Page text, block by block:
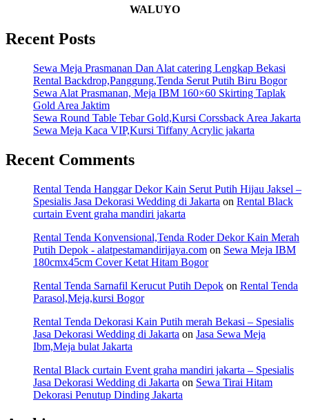
WALUYO
Recent Posts
Sewa Meja Prasmanan Dan Alat catering Lengkap Bekasi
Rental Backdrop,Panggung,Tenda Serut Putih Biru Bogor
Sewa Alat Prasmanan, Meja IBM 160×60 Skirting Taplak
Gold Area Jaktim
Sewa Round Table Tebar Gold,Kursi Corssback Area Jakarta
Sewa Meja Kaca VIP,Kursi Tiffany Acrylic jakarta
Recent Comments
Rental Tenda Hanggar Dekor Kain Serut Putih Hijau Jaksel –
Spesialis Jasa Dekorasi Wedding di Jakarta on Rental Black
curtain Event graha mandiri jakarta
Rental Tenda Konvensional,Tenda Roder Dekor Kain Merah
Putih Depok - alatpestamandirijaya.com on Sewa Meja IBM
180cmx45cm Cover Ketat Hitam Bogor
Rental Tenda Sarnafil Kerucut Putih Depok on Rental Tenda
Parasol,Meja,kursi Bogor
Rental Tenda Dekorasi Kain Putih merah Bekasi – Spesialis
Jasa Dekorasi Wedding di Jakarta on Jasa Sewa Meja
Ibm,Meja bulat Jakarta
Rental Black curtain Event graha mandiri jakarta – Spesialis
Jasa Dekorasi Wedding di Jakarta on Sewa Tirai Hitam
Dekorasi Penutup Dinding Jakarta